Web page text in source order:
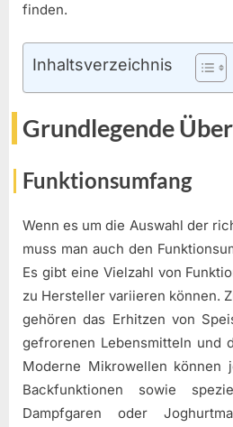
finden.
Inhaltsverzeichnis
Grundlegende
Funktionsumfang
Wenn es um die Auswahl der
muss man auch den
Es gibt eine Vielzahl von
zu Hersteller variieren können.
gehören das Erhitzen von
gefrorenen Lebensmitteln und
Moderne Mikrowellen können
Backfunktionen sowie
Dampfgaren oder